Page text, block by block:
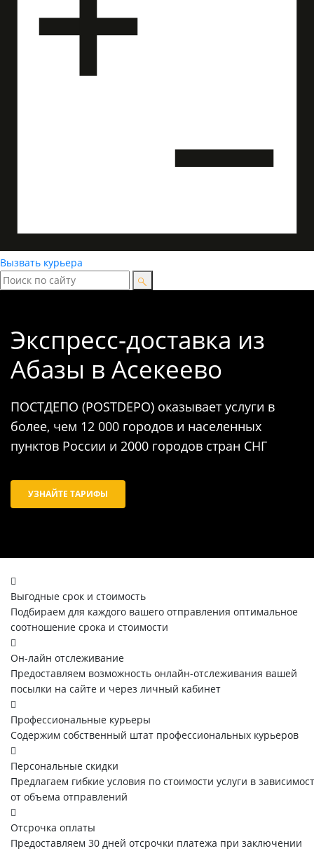
Вызвать курьера
Экспресс-доставка из
Абазы в Асекеево
ПОСТДЕПО (POSTDEPO) оказывает услуги в
более, чем 12 000 городов и населенных
пунктов России и 2000 городов стран СНГ
УЗНАЙТЕ ТАРИФЫ
Выгодные срок и стоимость
Подбираем для каждого вашего отправления оптимальное
соотношение срока и стоимости
Он-лайн отслеживание
Предоставляем возможность онлайн-отслеживания вашей
посылки на сайте и через личный кабинет
Профессиональные курьеры
Содержим собственный штат профессиональных курьеров
Персональные скидки
Предлагаем гибкие условия по стоимости услуги в
от объема отправлений
Отсрочка оплаты
Предоставляем 30 дней отсрочки платежа при заключении